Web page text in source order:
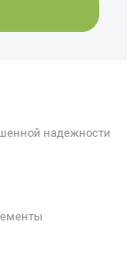
надежности